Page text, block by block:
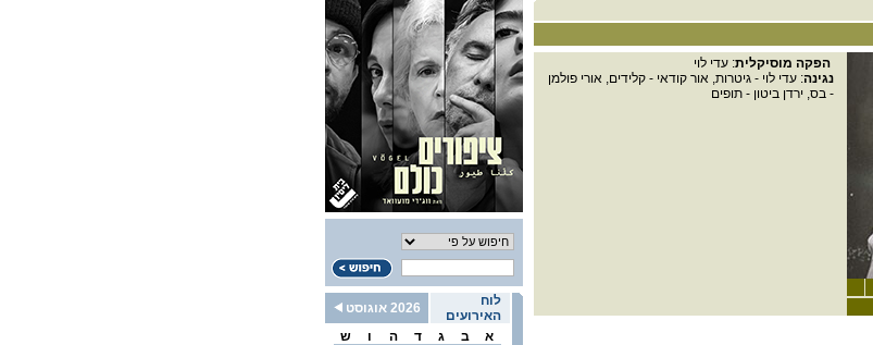
לוח
האירועים
2026 אוגוסט
א
ב ג ד ה ו ש
הפקה מוסיקלית: עדי לוי
נגינה: עדי לוי - גיטרות, אור קודאי - קלידים, אורי פולמן
- בס, ירדן ביטון - תופים